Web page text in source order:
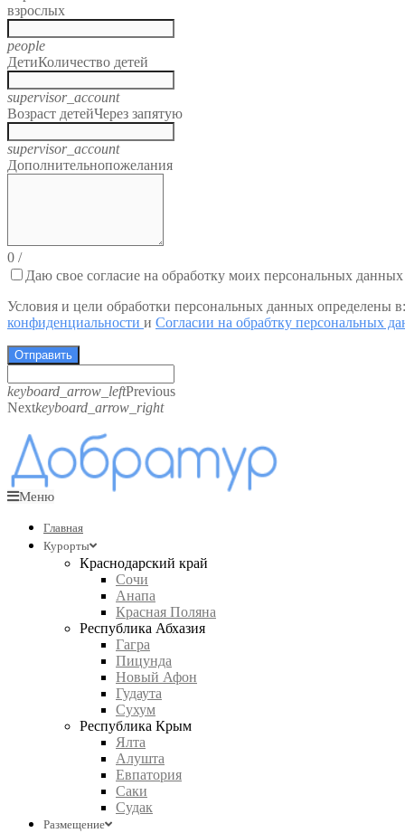
взрослых
people
ДетиКоличество детей
supervisor_account
Возраст детейЧерез запятую
supervisor_account
Дополнительнопожелания
0 /
Даю свое согласие на обработку моих персональных данных
Условия и цели обработки персональных данных определены
конфиденциальности и Согласии на обрабтку персональных
Отправить
keyboard_arrow_leftPrevious
Nextkeyboard_arrow_right
Меню
Главная
Курорты
Краснодарский край
Сочи
Анапа
Красная Поляна
Республика Абхазия
Гагра
Пицунда
Новый Афон
Гудаута
Сухум
Республика Крым
Ялта
Алушта
Евпатория
Саки
Судак
Размещение